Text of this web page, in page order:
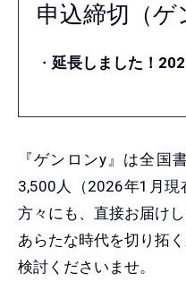
申込締切（ゲ
・ 延長しました！
『ゲンロンy』は全国
3,500人（2026年1月
方々にも、直接お届けし
あらたな時代を切り拓
検討くださいませ。